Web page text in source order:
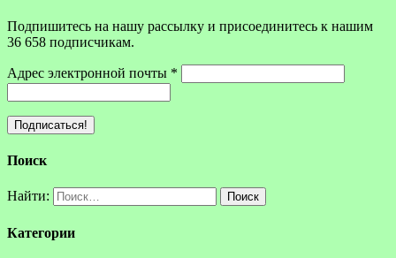
Подпишитесь на нашу рассылку и присоединитесь к нашим
36 658 подписчикам.
Адрес электронной почты *
Поиск
Найти:
Категории